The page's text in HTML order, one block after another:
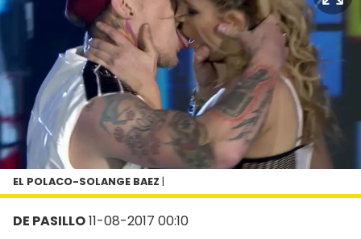
DE PASILLO11-08-2017 00:10
EL POLACO-SOLANGE BAEZ |